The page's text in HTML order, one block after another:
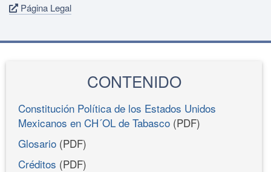
Página Legal
CONTENIDO
Constitución Política de los Estados Unidos
Mexicanos en CH´OL de Tabasco (PDF)
Glosario (PDF)
Créditos (PDF)